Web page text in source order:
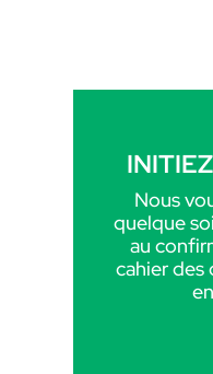
Nous
quelque
au
cahier des